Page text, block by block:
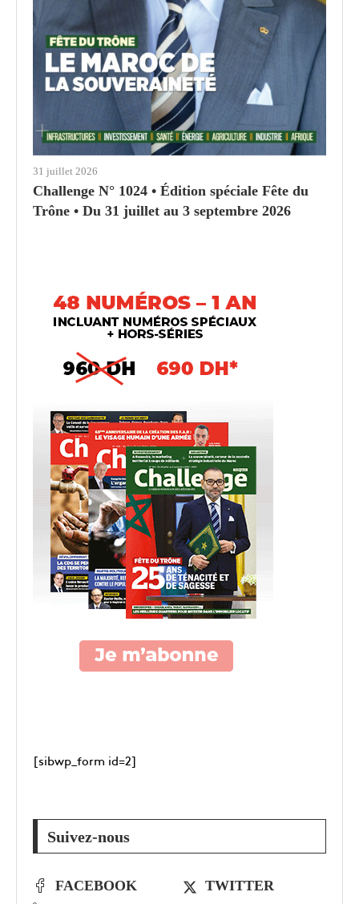
31 juillet 2026
Challenge N° 1024 • Édition spéciale Fête du
Trône • Du 31 juillet au 3 septembre 2026
[sibwp_form id=2]
Suivez-nous
FACEBOOK
TWITTER